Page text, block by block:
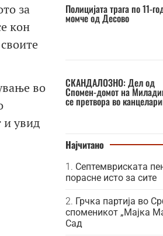
за
кон
во
и увид
Полицијата трага по 11-
момче од Десово
СКАНДАЛОЗНО: Дел од
Спомен-домот на
се претвора во
Најчитано
Септемвриската
порасне исто за сите
Грчка партија во
споменикот „Мајка
Сад